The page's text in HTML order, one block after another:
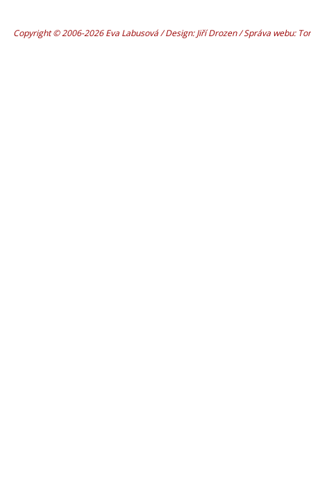
Copyright © 2006-2026 Eva Labusová / Design: Jiří Drozen / Správa webu: